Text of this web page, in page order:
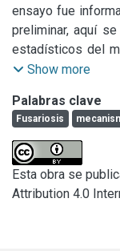
ensayo fue
preliminar, aquí
estadísticos del
durante el
la campaña
Marzo de 2013;
ensayo y se
durante campaña
Este último
algunos aspectos
en los resultados
Show more
Palabras clave
Fusariosis
Esta obra se
Attribution 4.0